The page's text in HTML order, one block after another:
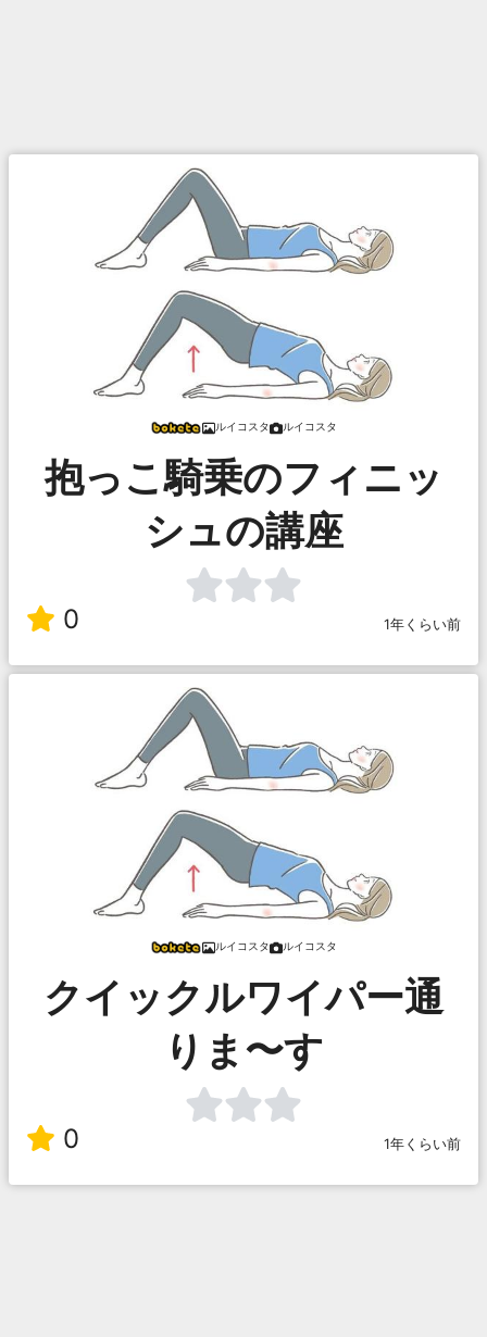
ルイコスタ ルイコスタ
抱っこ騎乗のフィニッ
シュの講座
0 1年くらい前
ルイコスタ ルイコスタ
クイックルワイパー通
りま〜す
0 1年くらい前